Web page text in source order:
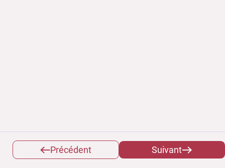
Précédent Suivant